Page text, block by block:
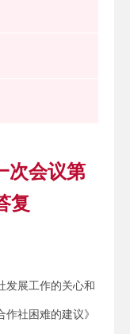
次会议第
复
发展工作的关心和
社困难的建议》